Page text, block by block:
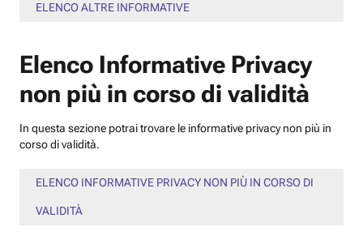
ELENCO ALTRE INFORMATIVE
Elenco Informative Privacy
non più in corso di validità
In questa sezione potrai trovare le informative privacy non più in
corso di validità.
ELENCO INFORMATIVE PRIVACY NON PIÙ IN CORSO DI
VALIDITÀ